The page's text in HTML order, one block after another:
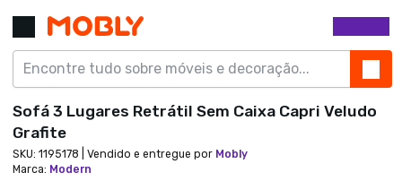
Sofá 3 Lugares Retrátil Sem Caixa Capri Veludo
Grafite
SKU: 1195178 | Vendido e entregue por Mobly
Marca: Modern